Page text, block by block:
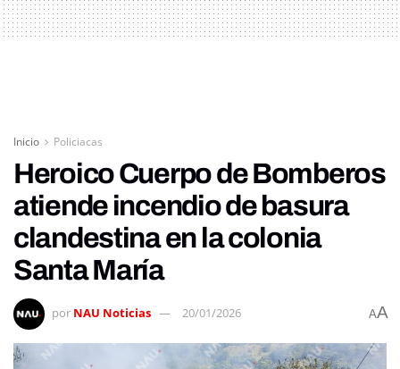
Inicio Policiacas
Heroico Cuerpo de Bomberos
atiende incendio de basura
clandestina en la colonia
Santa María
por NAU Noticias 20/01/2026 AA